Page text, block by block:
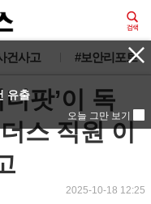
건사고 #보안리포트
팟’이 독
스 직원 이
2025-10-18 12:25
유출
오늘 그만 보기